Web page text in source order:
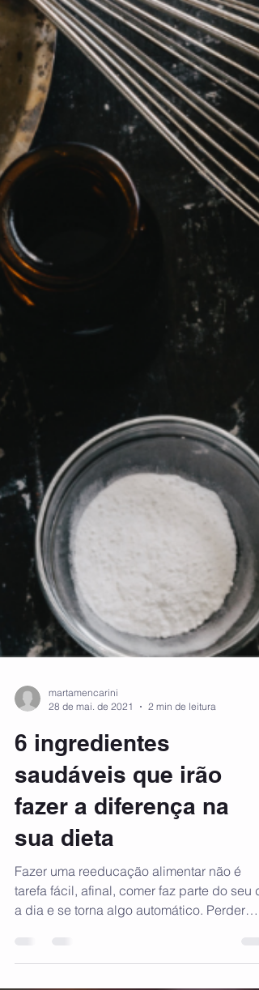
martamencarini
28 de mai. de 2021
2 min de leitura
6 ingredientes
saudáveis que irão
fazer a diferença na
sua dieta
tarefa fácil, afinal, comer faz parte do seu